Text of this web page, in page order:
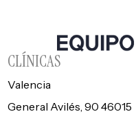
CLÍNICAS
Valencia
General Avilés, 90 46015